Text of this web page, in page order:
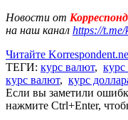
Новости от
на наш канал https://t.me/
Читайте
ТЕГИ: курс валют,
курс валют, курс
Если вы заметили
нажмите Ctrl+Enter,